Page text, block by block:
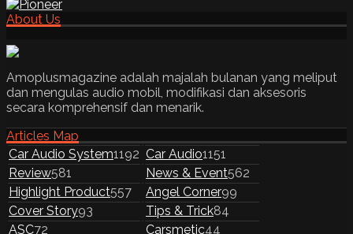
About Us
Amoplusmagazine adalah majalah bulanan yang meliput
dan mengulas audio mobil, modifikasi dan aksesoris
secara komprehensif dan menarik.
Articles Map
Car Audio System1192 Car Audio1151
Review581 News & Event562
Highlight Product557 Angel Corner99
Cover Story93 Tips & Trick84
ASC72 Carsmetic44